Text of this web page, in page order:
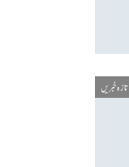
تازہ خبریں